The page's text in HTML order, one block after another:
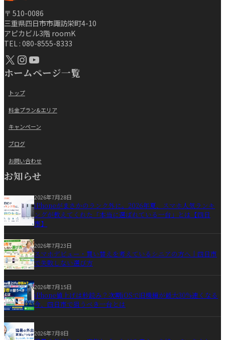
〒 510-0086
三重県四日市市諏訪栄町4-10
アピカビル3階 roomK
TEL : 080-8555-8333
X InstagramYouTube
ホームページ一覧
トップ
料金プラン&エリア
キャンペーン
ブログ
お問い合わせ
お知らせ
2026年7月28日
iPhoneがまさかのランク外に。2026年夏、スマホ人気ランキ
ングが教えてくれた「本当に選ばれている一台」とは【四日
市】
2026年7月23日
スマホデビュー・買い替えを考えているシニアの方へ｜四日市
で失敗しない選び方
2026年7月15日
iPhone値上げは秒読み？次期iOSで旧機種が最大30%速くなる
今、四日市で狙うべき一台とは
2026年7月8日